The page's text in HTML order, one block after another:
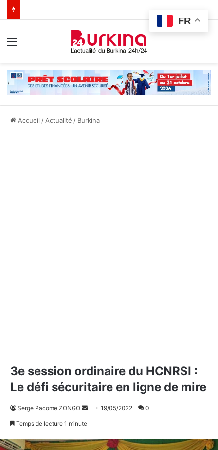
Accueil / Actualité / Burkina
3e session ordinaire du HCNRSI :
Le défi sécuritaire en ligne de mire
Serge Pacome ZONGO
o
19/05/2022 0
Temps de lecture 1 minute
FR